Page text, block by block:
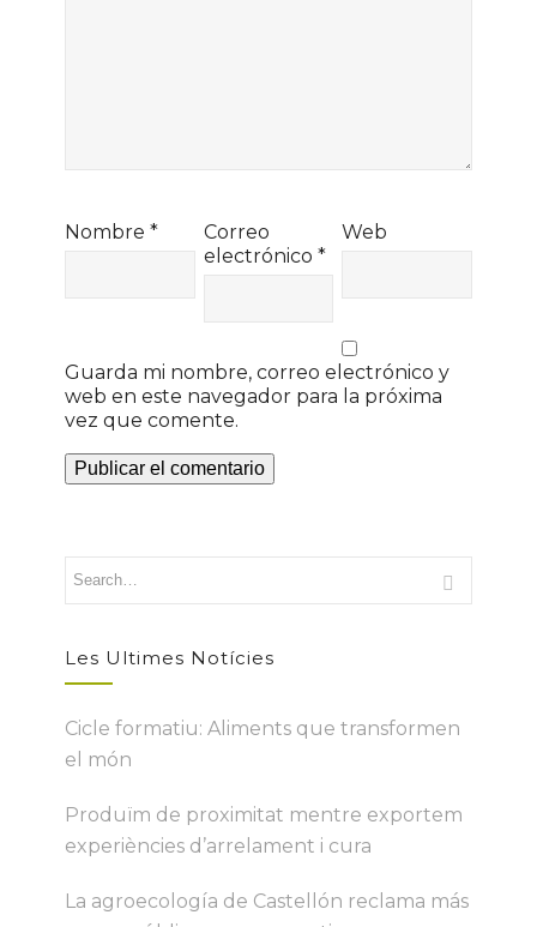
Nombre *
Correo
electrónico *
Web
Guarda mi nombre, correo electrónico y
web en este navegador para la próxima
vez que comente.
Les Ultimes Notícies
Cicle formatiu: Aliments que transformen
el món
Produïm de proximitat mentre exportem
experiències d’arrelament i cura
La agroecología de Castellón reclama más